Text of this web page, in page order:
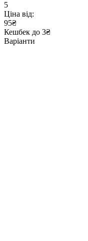
5
Ціна від:
95₴
Кешбек до 3₴
Варіанти